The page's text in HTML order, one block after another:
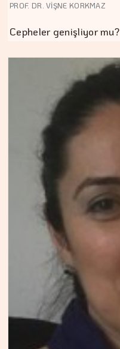
PROF. DR. VİŞNE KORKMAZ
Cepheler genişliyor mu?